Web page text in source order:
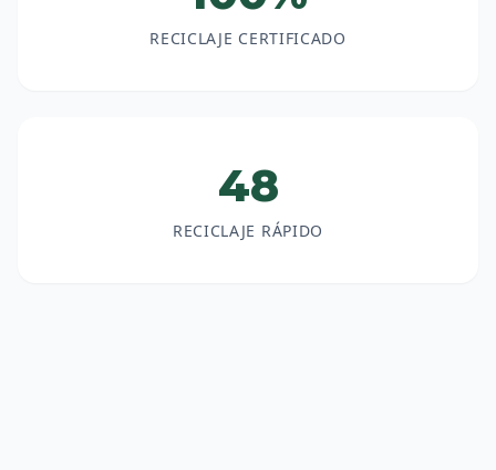
RECICLAJE CERTIFICADO
48
RECICLAJE RÁPIDO